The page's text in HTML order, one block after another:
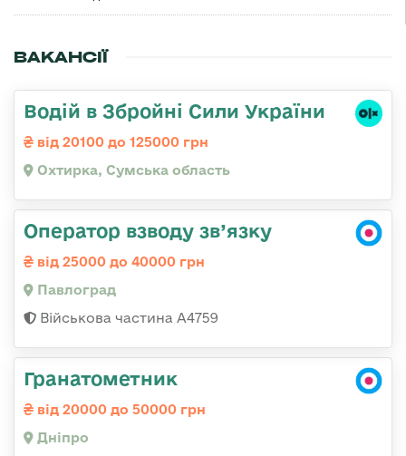
ВАКАНСІЇ
Водій в Збройні Сили України
від 20100 до 125000 грн
Охтирка, Сумська область
Оператор взводу зв’язку
від 25000 до 40000 грн
Павлоград
Військова частина А4759
Гранатометник
від 20000 до 50000 грн
Дніпро